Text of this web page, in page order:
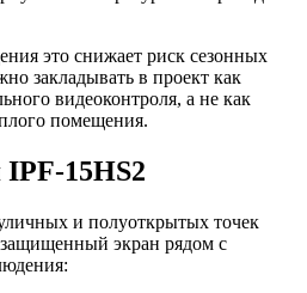
это снижает риск сезонных
закладывать в проект как
видеоконтроля, а не как
помещения.
IPF-15HS2
и полуоткрытых точек
экран рядом с